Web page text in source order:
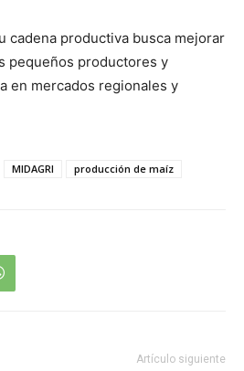
cadena productiva busca mejorar
pequeños productores y
en mercados regionales y
MIDAGRI producción de maíz
Artículo siguiente